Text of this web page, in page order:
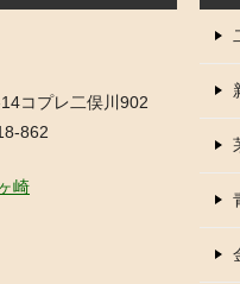
コプレ二俣川902
862
崎